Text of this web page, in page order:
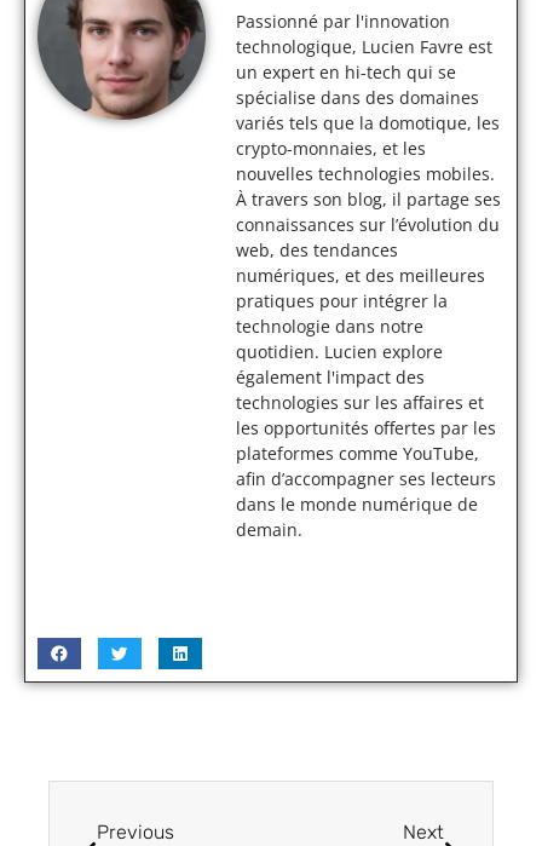
Passionné par l'innovation
technologique, Lucien Favre est
un expert en hi-tech qui se
spécialise dans des domaines
variés tels que la domotique, les
crypto-monnaies, et les
nouvelles technologies mobiles.
À travers son blog, il partage ses
connaissances sur l’évolution du
web, des tendances
numériques, et des meilleures
pratiques pour intégrer la
technologie dans notre
quotidien. Lucien explore
également l'impact des
technologies sur les affaires et
les opportunités offertes par les
plateformes comme YouTube,
afin d’accompagner ses lecteurs
dans le monde numérique de
demain.
Previous Next